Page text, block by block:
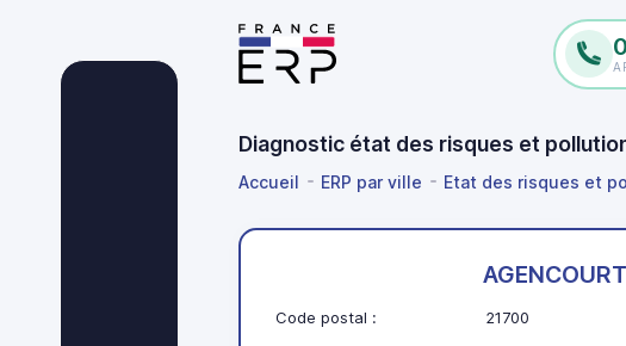
Diagnostic état des risques et
Accueil ERP par ville Etat des risques et
AGENCOURT
Code postal : 21700